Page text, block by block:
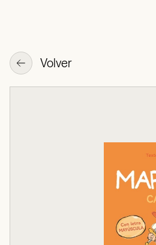
Volver